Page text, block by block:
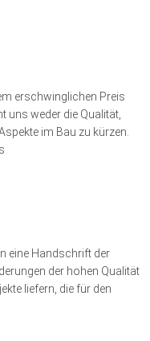
erschwinglichen Preis
uns weder die Qualität,
im Bau zu kürzen.
eine Handschrift der
der hohen Qualität
liefern, die für den